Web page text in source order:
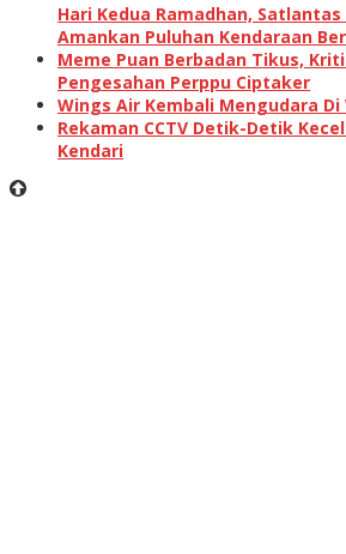
Hari Kedua Ramadhan,
Amankan Puluhan Kendaraan
Meme Puan Berbadan Tikus,
Pengesahan Perppu Ciptaker
Wings Air Kembali Mengudara
Rekaman CCTV Detik-Detik
Kendari